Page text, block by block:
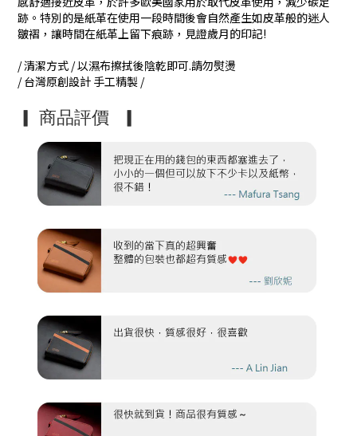
跡。特別的是紙革在使用一段時間後會自然產生如皮革般的迷人
皺褶，讓時間在紙革上留下痕跡，見證歲月的印記!
/ 清潔方式 / 以濕布擦拭後陰乾即可.請勿熨燙
/ 台灣原創設計 手工精製 /
▎ 商品評價